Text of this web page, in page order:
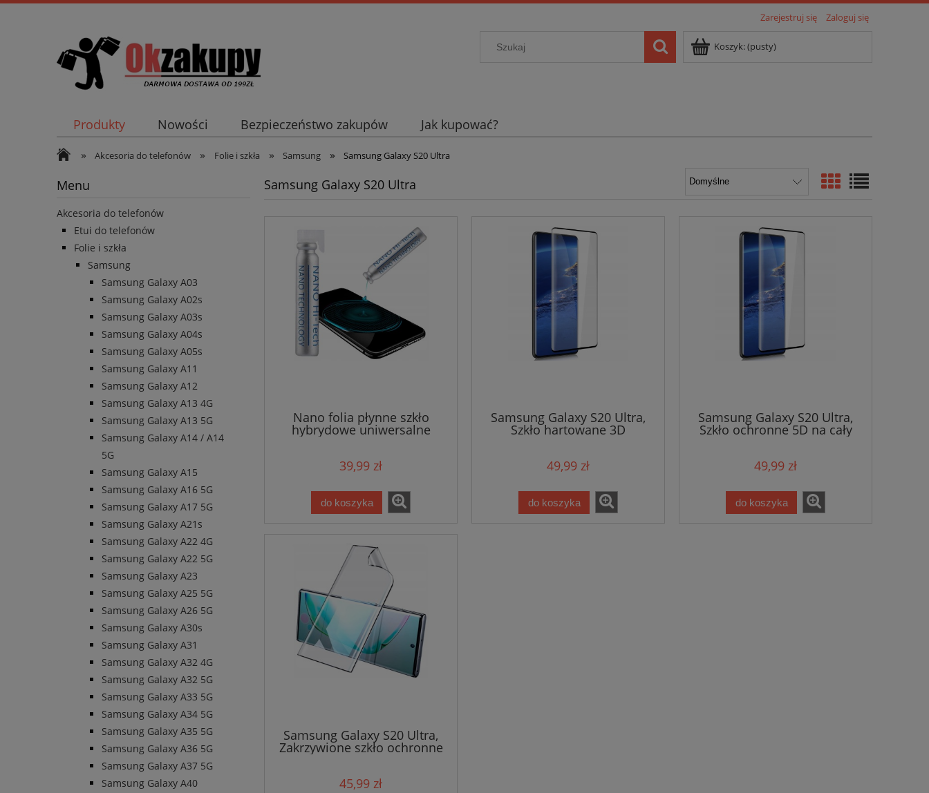
Zarejestruj się Zaloguj się
Koszyk:(pusty)
Produkty Nowości Bezpieczeństwo zakupów Jak kupować?
» Akcesoria do telefonów » Folie i szkła » Samsung » Samsung Galaxy S20 Ultra
Menu
Akcesoria do telefonów
Etui do telefonów
Folie i szkła
Samsung
Samsung Galaxy A03
Samsung Galaxy A02s
Samsung Galaxy A03s
Samsung Galaxy A04s
Samsung Galaxy A05s
Samsung Galaxy A11
Samsung Galaxy A12
Samsung Galaxy A13 4G
Samsung Galaxy A13 5G
Samsung Galaxy A14 / A14
5G
Samsung Galaxy A15
Samsung Galaxy A16 5G
Samsung Galaxy A17 5G
Samsung Galaxy A21s
Samsung Galaxy A22 4G
Samsung Galaxy A22 5G
Samsung Galaxy A23
Samsung Galaxy A25 5G
Samsung Galaxy A26 5G
Samsung Galaxy A30s
Samsung Galaxy A31
Samsung Galaxy A32 4G
Samsung Galaxy A32 5G
Samsung Galaxy A33 5G
Samsung Galaxy A34 5G
Samsung Galaxy A35 5G
Samsung Galaxy A36 5G
Samsung Galaxy A37 5G
Samsung Galaxy A40
Samsung Galaxy S20 Ultra
Nano folia płynne szkło
hybrydowe uniwersalne
39,99 zł
do koszyka
Samsung Galaxy S20 Ultra,
Szkło hartowane 3D
49,99 zł
do koszyka
Samsung Galaxy S20 Ultra,
Szkło ochronne 5D na cały
49,99 zł
do koszyka
Samsung Galaxy S20 Ultra,
Zakrzywione szkło ochronne
na cały wyświetlacz
45,99 zł